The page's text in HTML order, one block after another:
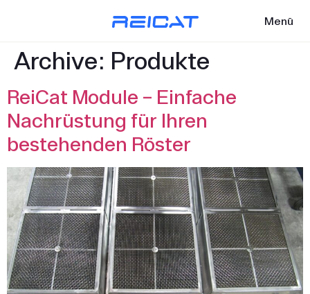
Menü
Archive: Produkte
ReiCat Module – Einfache
Nachrüstung für Ihren
bestehenden Röster